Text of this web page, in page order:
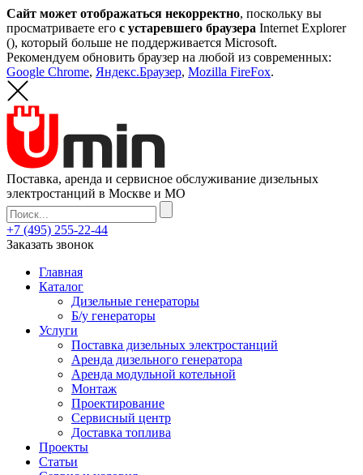
Сайт может отображаться некорректно, поскольку вы
просматриваете его с устаревшего браузера Internet Explorer
(), который больше не поддерживается Microsoft.
Рекомендуем обновить браузер на любой из современных:
Google Chrome, Яндекс.Браузер, Mozilla FireFox.
Поставка, аренда и сервисное обслуживание дизельных
электростанций в Москве и МО
+7 (495) 255-22-44
Заказать звонок
Главная
Каталог
Дизельные генераторы
Б/у генераторы
Услуги
Поставка дизельных электростанций
Аренда дизельного генератора
Аренда модульной котельной
Монтаж
Проектирование
Сервисный центр
Доставка топлива
Проекты
Статьи